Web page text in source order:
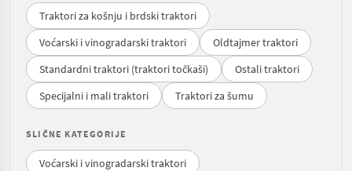
Traktori za košnju i brdski traktori
Voćarski i vinogradarski traktori
Oldtajmer traktori
Standardni traktori (traktori točkaši)
Ostali traktori
Specijalni i mali traktori
Traktori za šumu
SLIČNE KATEGORIJE
Voćarski i vinogradarski traktori